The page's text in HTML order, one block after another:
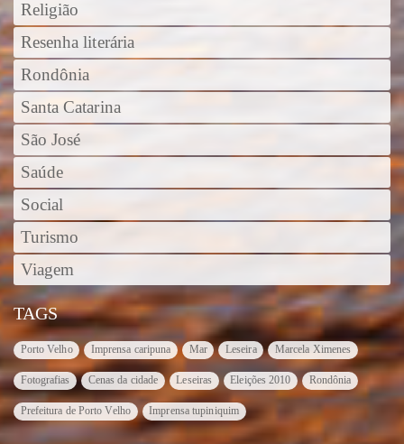
Religião
Resenha literária
Rondônia
Santa Catarina
São José
Saúde
Social
Turismo
Viagem
TAGS
Porto Velho Imprensa caripuna Mar Leseira Marcela Ximenes
Fotografias Cenas da cidade Leseiras Eleições 2010 Rondônia
Prefeitura de Porto Velho Imprensa tupiniquim